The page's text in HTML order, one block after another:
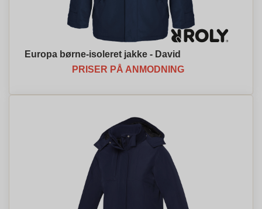
Europa børne-isoleret jakke - David
PRISER PÅ ANMODNING